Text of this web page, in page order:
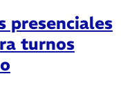
presenciales
turnos